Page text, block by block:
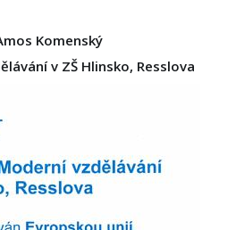
Komenský
v ZŠ Hlinsko, Resslova